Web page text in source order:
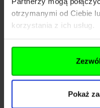
otrzymanymi od Ciebie
korzystania z ich usług.
Pokaż
Kraj